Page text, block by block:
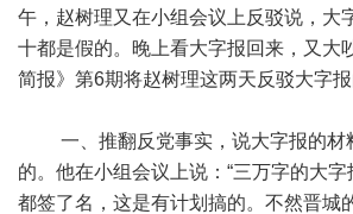
午，赵树理又在小组会议上反驳说，大
十都是假的。晚上看大字报回来，又大
简报》第6期将赵树理这两天反驳大字报
一、推翻反党事实，说大字报的材
的。他在小组会议上说：“三万字的大
都签了名，这是有计划搞的。不然晋城